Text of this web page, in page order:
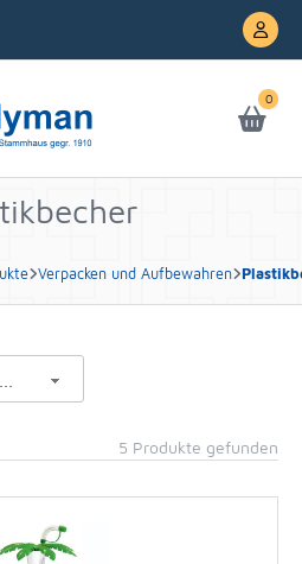
0
Verpacken und Aufbewahren
5 Produkte gefunden